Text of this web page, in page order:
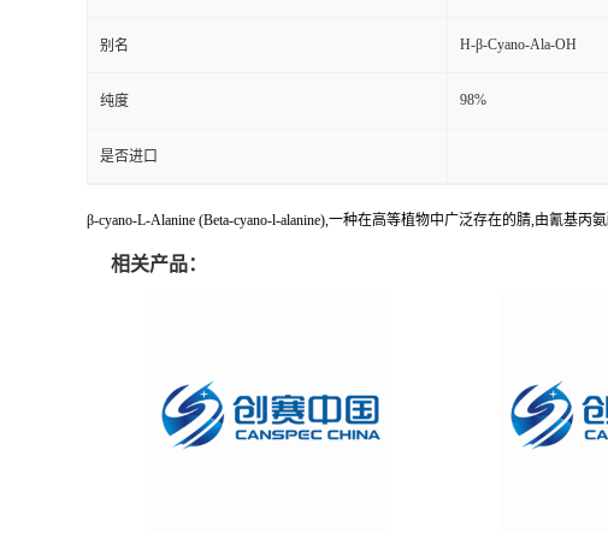
别名 H-β-Cyano-Ala-OH
纯度 98%
是否进口
β-cyano-L-Alanine (Beta-cyano-l-alanine),一种在高等植物中广泛存在的腈,由氰基
相关产品：